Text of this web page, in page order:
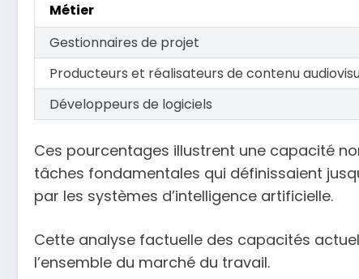
Métier
Gestionnaires de projet
Producteurs et réalisateurs de contenu
Développeurs de logiciels
Ces pourcentages illustrent une capacité
tâches fondamentales qui définissaient
par les systèmes d’intelligence artificielle.
Cette analyse factuelle des capacités
l’ensemble du marché du travail.